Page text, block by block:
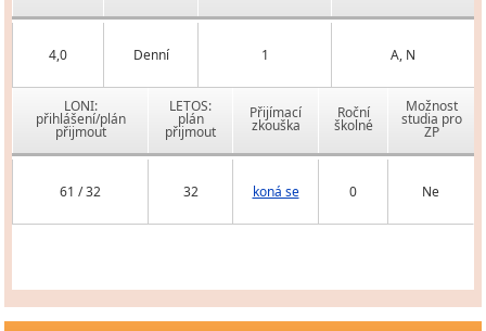
4,0 Denní 1 A, N
LONI:
přihlášení/plán
přijmout
LETOS:
plán
přijmout
Přijímací
zkouška
Roční
školné
Možnost
studia pro
ZP
61 / 32 32 koná se 0 Ne